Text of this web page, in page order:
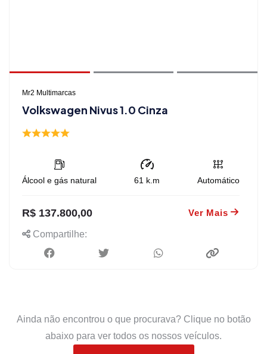
Mr2 Multimarcas
Volkswagen Nivus 1.0 Cinza
Álcool e gás natural 61 k.m Automático
R$ 137.800,00 Ver Mais
Compartilhe:
Ainda não encontrou o que procurava? Clique no botão
abaixo para ver todos os nossos veículos.